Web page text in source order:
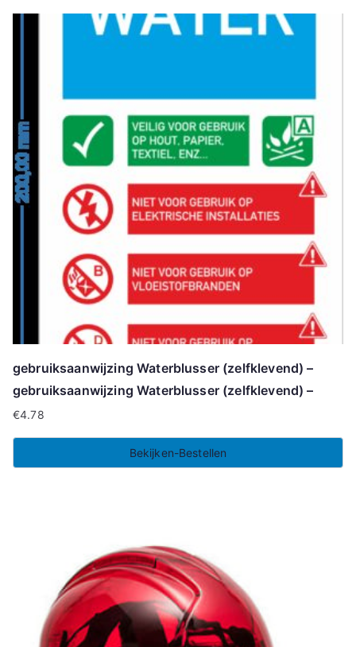
gebruiksaanwijzing Waterblusser (zelfklevend) –
gebruiksaanwijzing Waterblusser (zelfklevend) –
€4.78
Bekijken-Bestellen